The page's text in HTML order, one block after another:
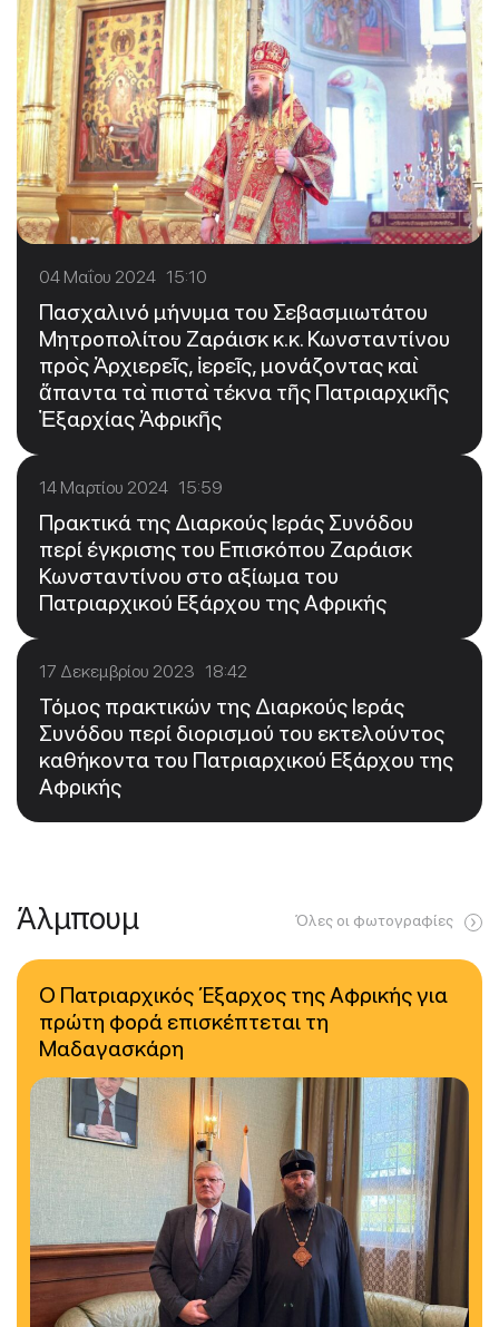
04 Μαΐου 2024 15:10
Πασχαλινό μήνυμα του Σεβασμιωτάτου
Μητροπολίτου Ζαράισκ κ.κ. Κωνσταντίνου
πρὸς Ἀρχιερεῖς, ἱερεῖς, μονάζοντας καὶ
ἅπαντα τὰ πιστὰ τέκνα τῆς Πατριαρχικῆς
Ἐξαρχίας Ἀφρικῆς
14 Μαρτίου 2024 15:59
Πρακτικά της Διαρκούς Ιεράς Συνόδου
περί έγκρισης του Επισκόπου Ζαράισκ
Κωνσταντίνου στο αξίωμα του
Πατριαρχικού Εξάρχου της Αφρικής
17 Δεκεμβρίου 2023 18:42
Τόμος πρακτικών της Διαρκούς Ιεράς
Συνόδου περί διορισμού του εκτελούντος
καθήκοντα του Πατριαρχικού Εξάρχου της
Αφρικής
Άλμπουμ Όλες οι φωτογραφίες
Ο Πατριαρχικός Έξαρχος της Αφρικής για
πρώτη φορά επισκέπτεται τη
Μαδαγασκάρη